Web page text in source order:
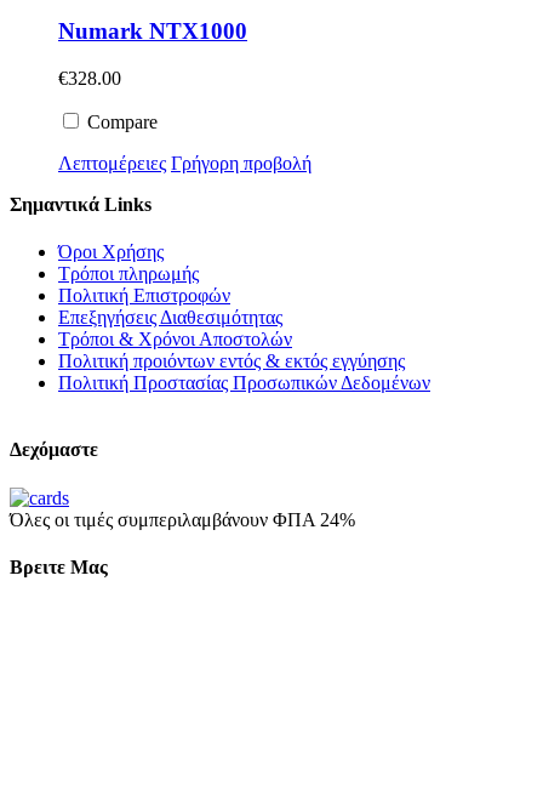
Numark NTX1000
€328.00
Compare
Λεπτομέρειες Γρήγορη προβολή
Σημαντικά Links
Όροι Χρήσης
Τρόποι πληρωμής
Πολιτική Επιστροφών
Επεξηγήσεις Διαθεσιμότητας
Τρόποι & Χρόνοι Αποστολών
Πολιτική προιόντων εντός & εκτός εγγύησης
Πολιτική Προστασίας Προσωπικών Δεδομένων
Δεχόμαστε
Όλες οι τιμές συμπεριλαμβάνουν ΦΠΑ 24%
Βρειτε Μας